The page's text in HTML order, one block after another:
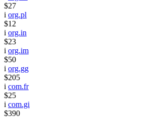
$27
i org.pl
$12
i org.in
$23
i org.im
$50
i org.gg
$205
i com.fr
$25
i com.gi
$390